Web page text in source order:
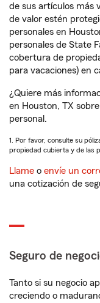
de sus artículos más
de valor estén
personales en
personales de State
cobertura de
para vacaciones) en
¿Quiere más
en Houston, TX
personal.
1. Por favor, consulte su
propiedad cubierta y de las
Llame o envíe un
una cotización de
Seguro de
Tanto si su negocio
creciendo o